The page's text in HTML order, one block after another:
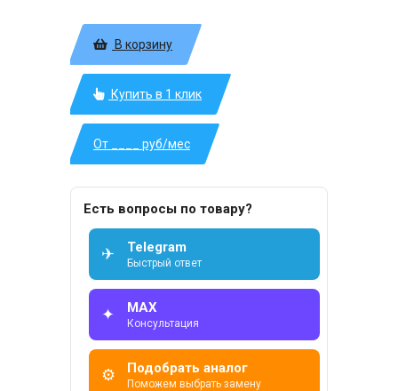
В корзину
Купить в 1 клик
От ____ руб/мес
Есть вопросы по товару?
✈ Telegram
Быстрый ответ
✦ MAX
Консультация
⚙ Подобрать аналог
Поможем выбрать замену